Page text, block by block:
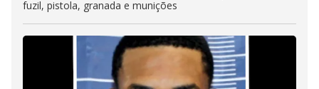
fuzil, pistola, granada e munições